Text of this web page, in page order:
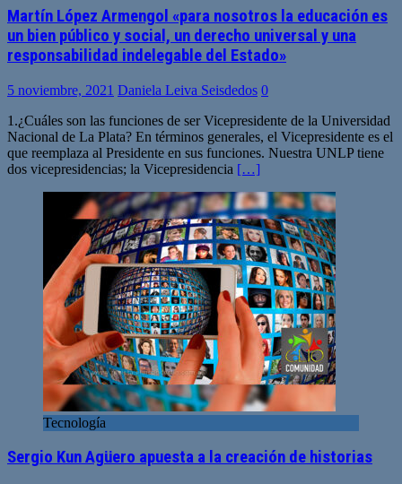
Martín López Armengol «para nosotros la educación es
un bien público y social, un derecho universal y una
responsabilidad indelegable del Estado»
5 noviembre, 2021 Daniela Leiva Seisdedos 0
1.¿Cuáles son las funciones de ser Vicepresidente de la Universidad
Nacional de La Plata? En términos generales, el Vicepresidente es el
que reemplaza al Presidente en sus funciones. Nuestra UNLP tiene
dos vicepresidencias; la Vicepresidencia […]
Tecnología
Sergio Kun Agüero apuesta a la creación de historias